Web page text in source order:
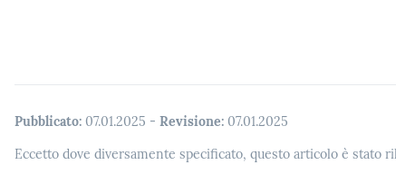
Pubblicato: 07.01.2025 - Revisione: 07.01.2025
Eccetto dove diversamente specificato, questo articolo è stato